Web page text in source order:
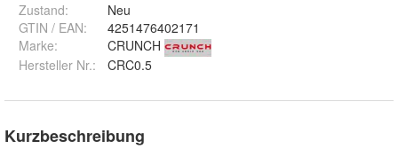
Zustand:
Neu
GTIN / EAN:
4251476402171
Marke:
CRUNCH
Hersteller Nr.:
CRC0.5
Kurzbeschreibung